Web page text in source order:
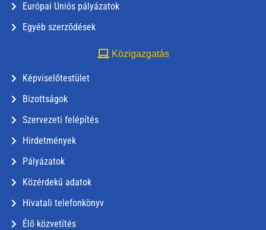
Európai Uniós pályázatok
Egyéb szerződések
Közigazgatás
Képviselőtestület
Bizottságok
Szervezeti felépítés
Hirdetmények
Pályázatok
Közérdekű adatok
Hivatali telefonkönyv
Élő közvetítés